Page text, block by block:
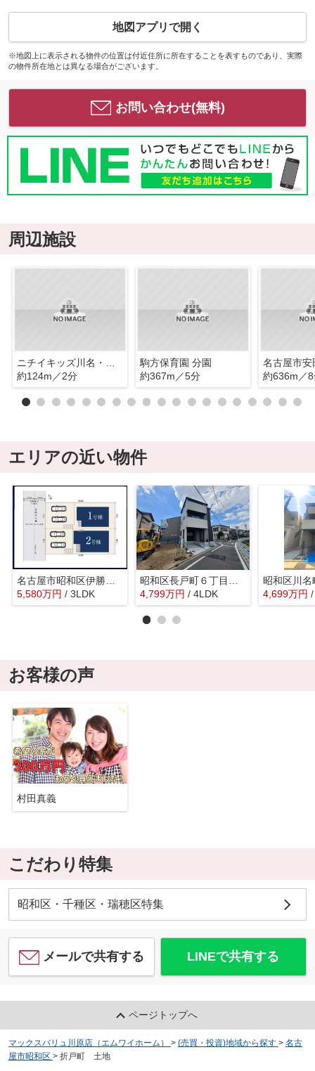
地図アプリで開く
※地図上に表示される物件の位置は付近住所に所在することを表すものであり、実際
の物件所在地とは異なる場合がございます。
お問い合わせ(無料)
周辺施設
約124m／2分
駒方保育園 分園
約367m／5分
名古屋市安
約636m／
エリアの近い物件
5,580万円 / 3LDK
4,799万円 / 4LDK 4,699万円
お客様の声
村田真義
こだわり特集
昭和区・千種区・瑞穂区特集
メールで共有する LINEで共有する
ページトップへ
マックスバリュ川原店（エムワイホーム） > (売買・投資)地域から探す > 名古
屋市昭和区 > 折戸町 土地